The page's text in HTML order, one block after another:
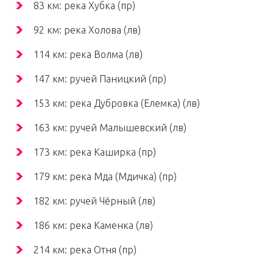
83 км: река Хубка (пр)
92 км: река Холова (лв)
114 км: река Волма (лв)
147 км: ручей Паницкий (пр)
153 км: река Дубровка (Елемка) (лв)
163 км: ручей Малышевский (лв)
173 км: река Каширка (пр)
179 км: река Мда (Мдичка) (пр)
182 км: ручей Чёрный (лв)
186 км: река Каменка (лв)
214 км: река Отня (пр)